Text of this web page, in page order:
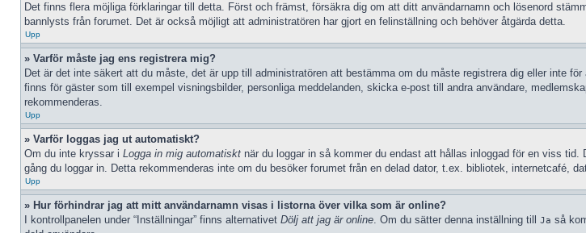
Det finns flera möjliga förklaringar till detta. Först och främst, försäkra dig om att ditt användarnamn och lösenord
bannlysts från forumet. Det är också möjligt att administratören har gjort en felinställning och behöver åtgärda detta.
Upp
» Varför måste jag ens registrera mig?
Det är det inte säkert att du måste, det är upp till administratören att bestämma om du måste registrera dig eller inte
finns för gäster som till exempel visningsbilder, personliga meddelanden, skicka e-post till andra användare,
rekommenderas.
Upp
» Varför loggas jag ut automatiskt?
Om du inte kryssar i Logga in mig automatiskt när du loggar in så kommer du endast att hållas inloggad för en viss
gång du loggar in. Detta rekommenderas inte om du besöker forumet från en delad dator, t.ex. bibliotek, internetcafé,
Upp
» Hur förhindrar jag att mitt användarnamn visas i listorna över vilka som är online?
I kontrollpanelen under “Inställningar” finns alternativet Dölj att jag är online. Om du sätter denna inställning till Ja så